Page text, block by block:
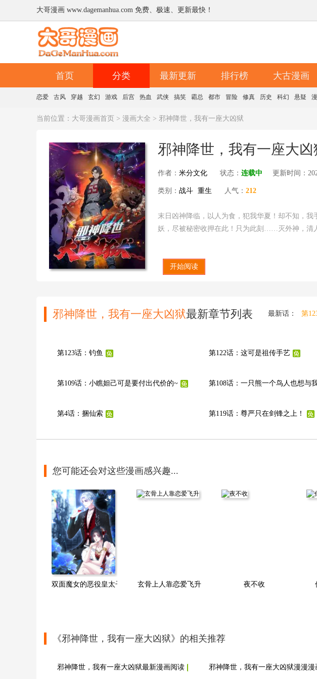
大哥漫画 www.dagemanhua.com 免费、极速、更新最快！
首页 分类 最新更新 排行榜 大古漫画
恋爱 古风 穿越 玄幻 游戏 后宫 热血 武侠 搞笑 霸总 都市 冒险 修真 历史 科幻 悬疑
当前位置： 大哥漫画首页 > 漫画大全 > 邪神降世，我有一座大凶狱
邪神降世，我有一座大凶
作者： 米分文化 状态： 连载中 更新时间：
类别： 战斗 重生 人气： 212
末日凶神降临，以人为食，犯我华夏！却不知，
妖，尽被秘密收押在此！只为此刻……灭外神，
开始阅读
邪神降世，我有一座大凶狱最新章节列表 最新话： 第
第123话：钓鱼 第122话：这可是祖传手艺
第109话：小瞧妲己可是要付出代价的~ 第108话：一只熊一个鸟人也想与
第4话：捆仙索 第119话：尊严只在剑锋之上！
您可能还会对这些漫画感兴趣...
双面魔女的恶役皇太子 玄骨上人靠恋爱飞升 夜不收
《邪神降世，我有一座大凶狱》的相关推荐
邪神降世，我有一座大凶狱最新漫画阅读 邪神降世，我有一座大凶狱漫漫